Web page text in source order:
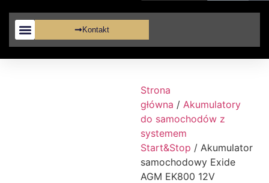
Kontakt
Strona
główna / Akumulatory
do samochodów z
systemem
Start&Stop / Akumulator
samochodowy Exide
AGM EK800 12V